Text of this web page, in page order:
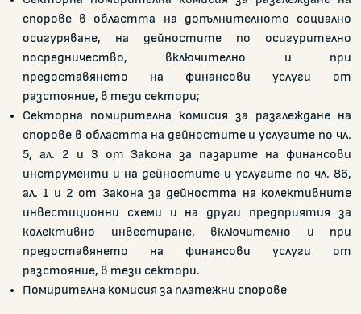
спорове в областта на допълнителното социално
осигуряване, на дейностите по осигурително
посредничество, включително и при
предоставянето на финансови услуги от
разстояние, в тези сектори;
Секторна помирителна комисия за разглеждане на
спорове в областта на дейностите и услугите по чл.
5, ал. 2 и 3 от Закона за пазарите на финансови
инструменти и на дейностите и услугите по чл. 86,
ал. 1 и 2 от Закона за дейността на колективните
инвестиционни схеми и на други предприятия за
колективно инвестиране, включително и при
предоставянето на финансови услуги от
разстояние, в тези сектори.
Помирителна комисия за платежни спорове